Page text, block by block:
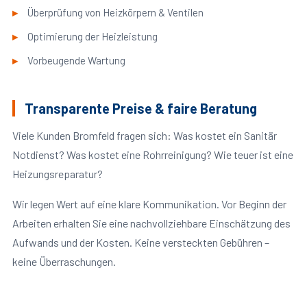
Überprüfung von Heizkörpern & Ventilen
Optimierung der Heizleistung
Vorbeugende Wartung
Transparente Preise & faire Beratung
Viele Kunden Bromfeld fragen sich: Was kostet ein Sanitär
Notdienst? Was kostet eine Rohrreinigung? Wie teuer ist eine
Heizungsreparatur?
Wir legen Wert auf eine klare Kommunikation. Vor Beginn der
Arbeiten erhalten Sie eine nachvollziehbare Einschätzung des
Aufwands und der Kosten. Keine versteckten Gebühren –
keine Überraschungen.